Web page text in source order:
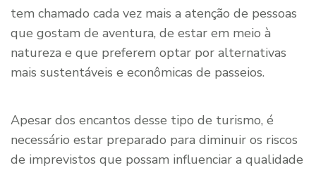
tem chamado cada vez mais a atenção de pessoas
que gostam de aventura, de estar em meio à
natureza e que preferem optar por alternativas
mais sustentáveis e econômicas de passeios.
Apesar dos encantos desse tipo de turismo, é
necessário estar preparado para diminuir os riscos
de imprevistos que possam influenciar a qualidade